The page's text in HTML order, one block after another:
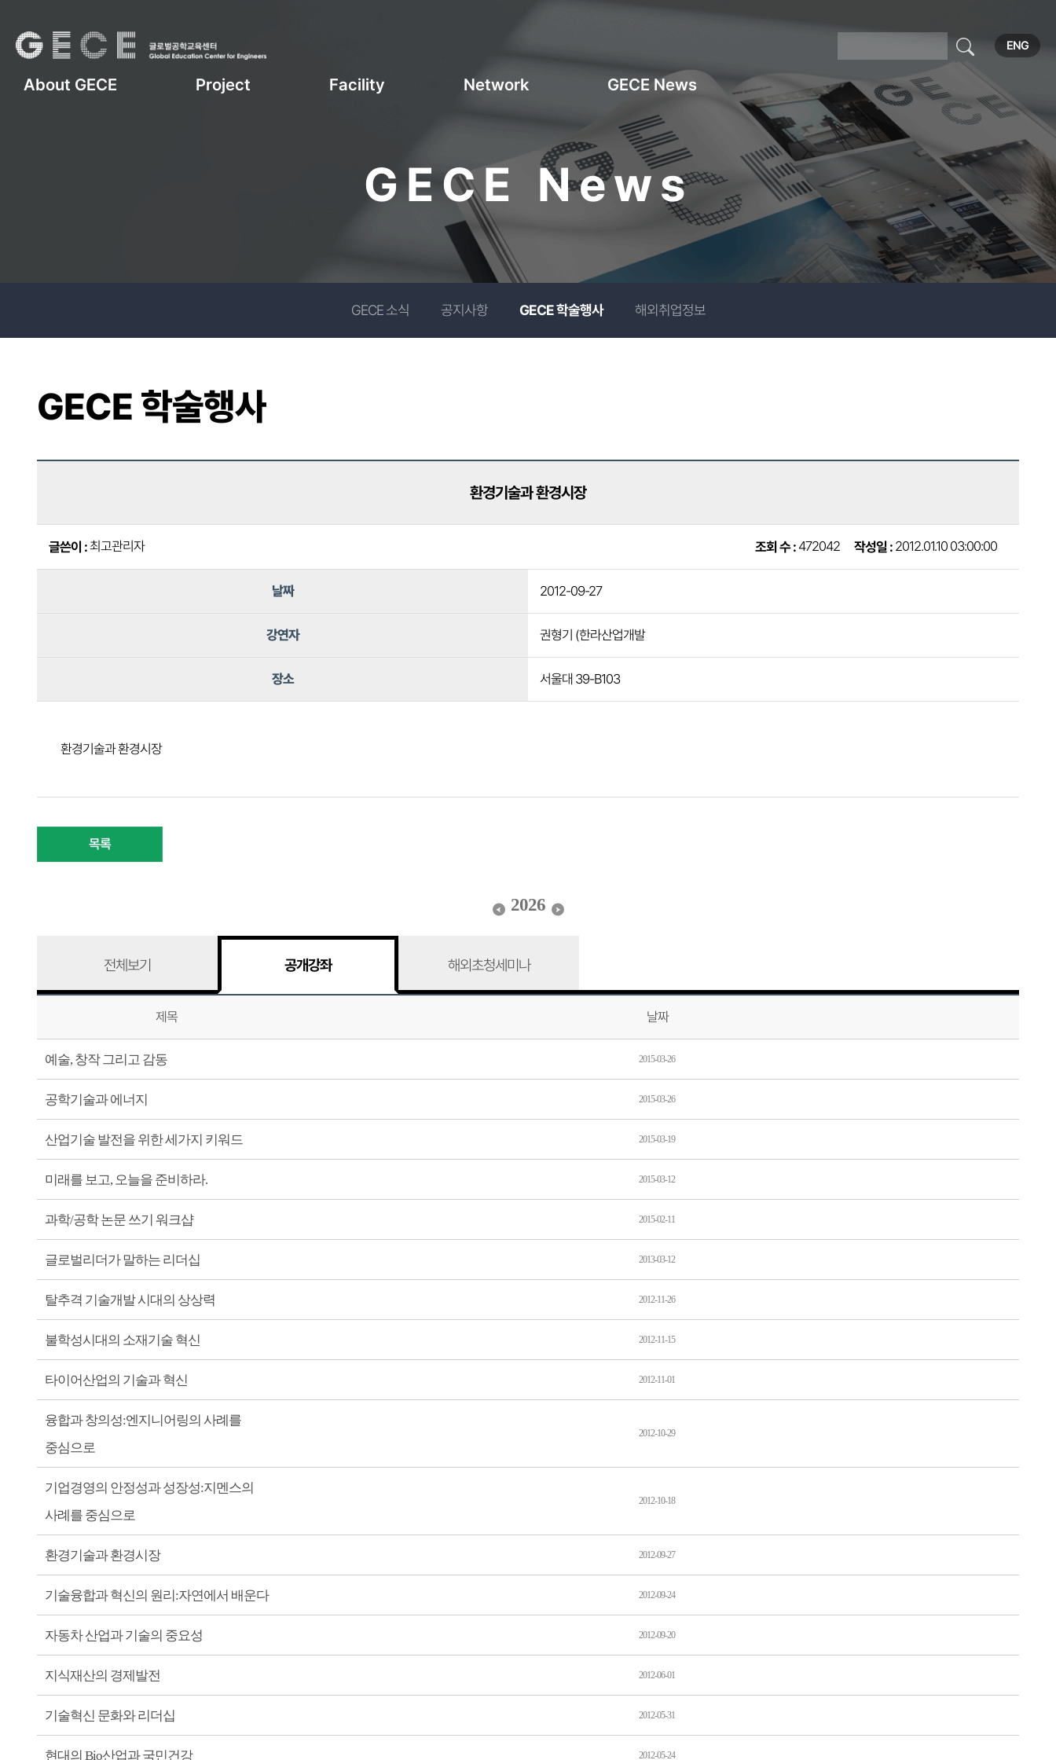
GECE News
GECE 소식 공지사항 GECE 학술행사 해외취업정보
GECE 학술행사
환경기술과 환경시장
글쓴이 :최고관리자 조회 수 : 472042 작성일 : 2012.01.10 03:00:00
날짜 2012-09-27
강연자 권형기 (한라산업개발
장소 서울대 39-B103
환경기술과 환경시장
목록
2026
전체보기 공개강좌 해외초청세미나
제목 날짜
예술, 창작 그리고 감동 2015-03-26
공학기술과 에너지 2015-03-26
산업기술 발전을 위한 세가지 키워드 2015-03-19
미래를 보고, 오늘을 준비하라. 2015-03-12
과학/공학 논문 쓰기 워크샵 2015-02-11
글로벌리더가 말하는 리더십 2013-03-12
탈추격 기술개발 시대의 상상력 2012-11-26
불학성시대의 소재기술 혁신 2012-11-15
타이어산업의 기술과 혁신 2012-11-01
융합과 창의성:엔지니어링의 사례를
중심으로
2012-10-29
기업경영의 안정성과 성장성:지멘스의
사례를 중심으로
2012-10-18
환경기술과 환경시장 2012-09-27
기술융합과 혁신의 원리:자연에서 배운다 2012-09-24
자동차 산업과 기술의 중요성 2012-09-20
지식재산의 경제발전 2012-06-01
기술혁신 문화와 리더십 2012-05-31
현대의 Bio산업과 국민건강 2012-05-24
About GECE Project Facility Network GECE News
ENG